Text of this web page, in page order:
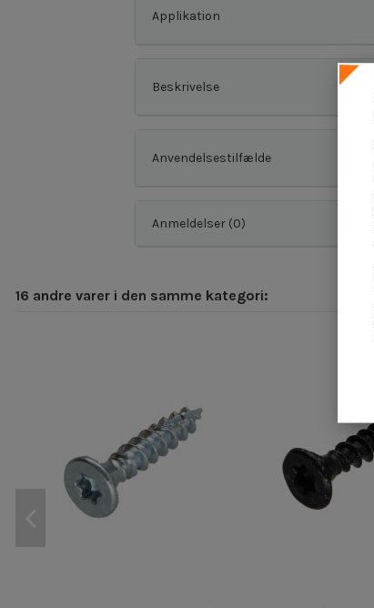
Applikation
Beskrivelse
Anvendelsestilfælde
Anmeldelser (0)
16 andre varer i den samme kategori: